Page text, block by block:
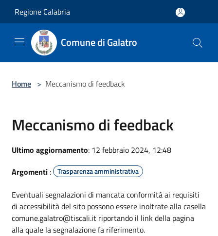
Regione Calabria
Comune di Galatro
Home > Meccanismo di feedback
Meccanismo di feedback
Ultimo aggiornamento: 12 febbraio 2024, 12:48
Argomenti : Trasparenza amministrativa
Eventuali segnalazioni di mancata conformità ai requisiti
di accessibilità del sito possono essere inoltrate alla casella
comune.galatro@tiscali.it riportando il link della pagina
alla quale la segnalazione fa riferimento.